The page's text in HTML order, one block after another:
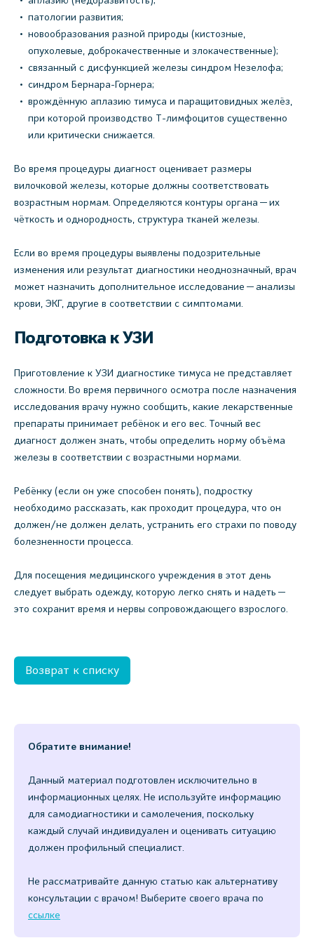
патологии развития;
новообразования разной природы (кистозные,
опухолевые, доброкачественные и злокачественные);
связанный с дисфункцией железы синдром Незелофа;
синдром Бернара-Горнера;
врождённую аплазию тимуса и паращитовидных желёз,
при которой производство Т-лимфоцитов существенно
или критически снижается.
Во время процедуры диагност оценивает размеры
вилочковой железы, которые должны соответствовать
возрастным нормам. Определяются контуры органа — их
чёткость и однородность, структура тканей железы.
Если во время процедуры выявлены подозрительные
изменения или результат диагностики неоднозначный, врач
может назначить дополнительное исследование — анализы
крови, ЭКГ, другие в соответствии с симптомами.
Подготовка к УЗИ
Приготовление к УЗИ диагностике тимуса не представляет
сложности. Во время первичного осмотра после назначения
исследования врачу нужно сообщить, какие лекарственные
препараты принимает ребёнок и его вес. Точный вес
диагност должен знать, чтобы определить норму объёма
железы в соответствии с возрастными нормами.
Ребёнку (если он уже способен понять), подростку
необходимо рассказать, как проходит процедура, что он
должен/не должен делать, устранить его страхи по поводу
болезненности процесса.
Для посещения медицинского учреждения в этот день
следует выбрать одежду, которую легко снять и надеть —
это сохранит время и нервы сопровождающего взрослого.
Возврат к списку
Обратите внимание!
Данный материал подготовлен исключительно в
информационных целях. Не используйте информацию
для самодиагностики и самолечения, поскольку
каждый случай индивидуален и оценивать ситуацию
должен профильный специалист.
Не рассматривайте данную статью как альтернативу
консультации с врачом! Выберите своего врача по
ссылке